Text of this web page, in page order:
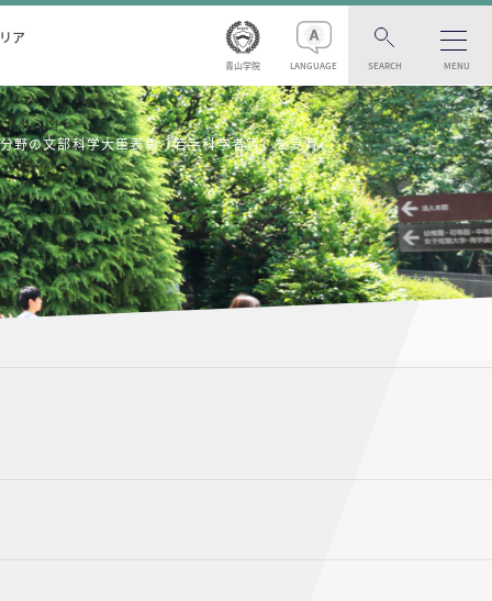
ア
青山学院 LANGUAGE SEARCH MENU
野の文部科学大臣表彰「若手科学者賞」を受賞